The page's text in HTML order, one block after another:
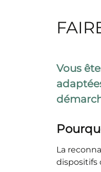
Vous
La
dispositifs